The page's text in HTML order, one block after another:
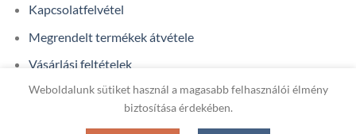
Kapcsolatfelvétel
Megrendelt termékek átvétele
Vásárlási feltételek
Ügyfél adatok
Weboldalunk sütiket használ a magasabb felhasználói élmény
biztosítása érdekében.